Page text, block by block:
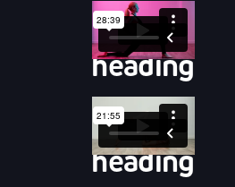
heading
heading